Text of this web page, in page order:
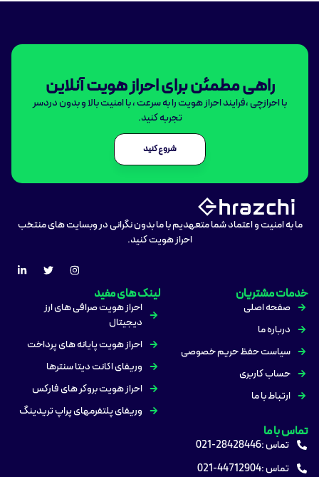
راهی مطمئن برای احراز هویت آنلاین
با احرازچی ،فرایند احراز هویت را به سرعت ، با امنیت بالا و بدون دردسر
تجربه کنید.
شروع کنید
ما به امنیت و اعتماد شما متعهدیم با ما بدون نگرانی در وبسایت های منتخب
احراز هویت کنید.
خدمات مشتریان
صفحه اصلی
درباره ما
سیاست حفظ حریم خصوصی
حساب کاربری
ارتباط با ما
لینک های مفید
احراز هویت صرافی های ارز
دیجیتال
احراز هویت پایانه های پرداخت
وریفای اکانت دیتا سنترها
احراز هویت بروکر های فارکس
وریفای پلتفرمهای پراپ تریدینگ
تماس با ما
تماس :28428446-021
تماس :44712904-021